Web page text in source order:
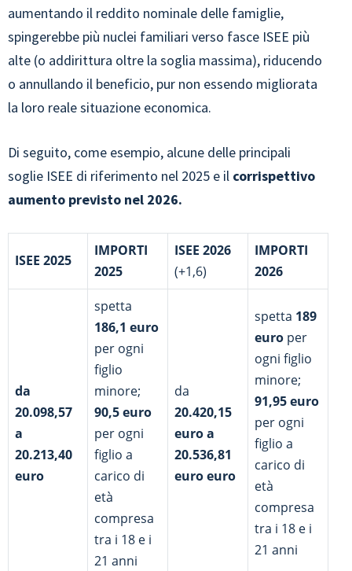
aumentando il reddito nominale delle famiglie,
spingerebbe più nuclei familiari verso fasce ISEE più
alte (o addirittura oltre la soglia massima), riducendo
o annullando il beneficio, pur non essendo migliorata
la loro reale situazione economica.
Di seguito, come esempio, alcune delle principali
soglie ISEE di riferimento nel 2025 e il corrispettivo
aumento previsto nel 2026.
ISEE 2025
IMPORTI
2025
ISEE 2026
(+1,6)
IMPORTI
2026
da
20.098,57
a
20.213,40
euro
spetta
186,1 euro
per ogni
figlio
minore;
90,5 euro
per ogni
figlio a
carico di
età
compresa
tra i 18 e i
21 anni
da
20.420,15
euro a
20.536,81
euro euro
spetta 189
euro per
ogni figlio
minore;
91,95 euro
per ogni
figlio a
carico di
età
compresa
tra i 18 e i
21 anni